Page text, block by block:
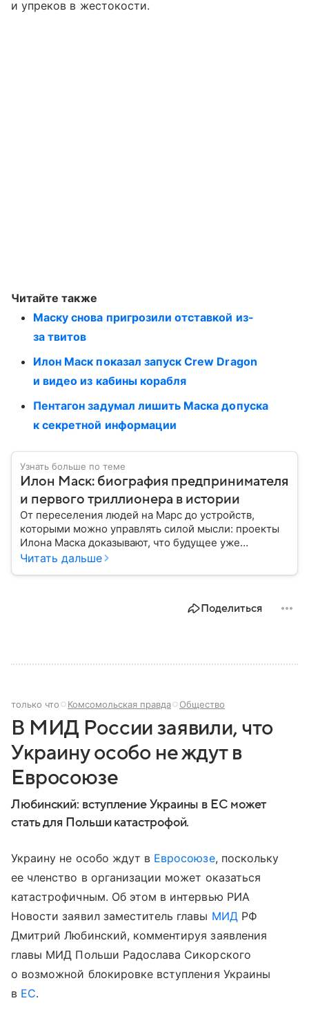
и упреков в жестокости.
Читайте также
Маску снова пригрозили отставкой из-
за твитов
Илон Маск показал запуск Crew Dragon
и видео из кабины корабля
Пентагон задумал лишить Маска допуска
к секретной информации
Узнать больше по теме
Илон Маск: биография предпринимателя
и первого триллионера в истории
От переселения людей на Марс до устройств,
которыми можно управлять силой мысли: проекты
Илона Маска доказывают, что будущее уже
наступило. Собрали главное из биографии
Читать дальше
Поделиться
только что Комсомольская правда Общество
В МИД России заявили, что
Украину особо не ждут в
Евросоюзе
Любинский: вступление Украины в ЕС может
стать для Польши катастрофой.
Украину не особо ждут в Евросоюзе, поскольку
ее членство в организации может оказаться
катастрофичным. Об этом в интервью РИА
Новости заявил заместитель главы МИДРФ
Дмитрий Любинский, комментируя заявления
главы МИД Польши Радослава Сикорского
о возможной блокировке вступления Украины
в ЕС.